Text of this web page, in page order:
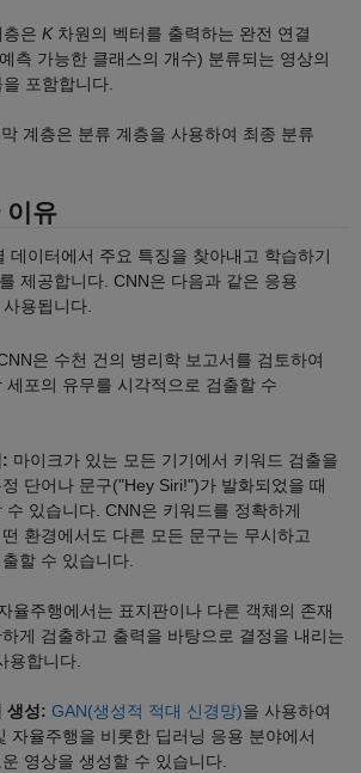
은 K차원의 벡터를 출력하는 완전 연결
측 가능한 클래스의 개수) 분류되는 영상의
포함합니다.
계층은 분류 계층을 사용하여 최종 분류
이유
데이터에서 주요 특징을 찾아내고 학습하기
제공합니다. CNN은 다음과 같은 응용
용됩니다.
은 수천 건의 병리학 보고서를 검토하여
세포의 유무를 시각적으로 검출할 수
마이크가 있는 모든 기기에서 키워드 검출을
단어나 문구("Hey Siri!")가 발화되었을 때
수 있습니다. CNN은 키워드를 정확하게
환경에서도 다른 모든 문구는 무시하고
할 수 있습니다.
율주행에서는 표지판이나 다른 객체의 존재
게 검출하고 출력을 바탕으로 결정을 내리는
용합니다.
생성: GAN(생성적 적대 신경망)을 사용하여
자율주행을 비롯한 딥러닝 응용 분야에서
영상을 생성할 수 있습니다.